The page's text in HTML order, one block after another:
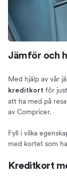
Jämför och
Med hjälp av vår
kreditkort för
att ha med på
av Compricer.
Fyll i vilka
med kortet som
Kreditkort